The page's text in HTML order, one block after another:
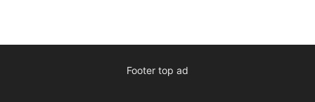
Footer top ad